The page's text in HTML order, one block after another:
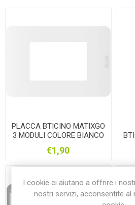
PLACCA BTICINO MATIXGO
3 MODULI COLORE BIANCO
€1,90
I cookie ci aiutano a offrire i
nostri servizi, acconsentite al